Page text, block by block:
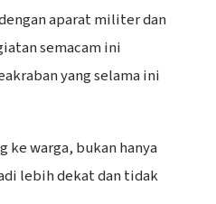
aparat militer dan
semacam ini
yang selama ini
ke warga, bukan hanya
lebih dekat dan tidak